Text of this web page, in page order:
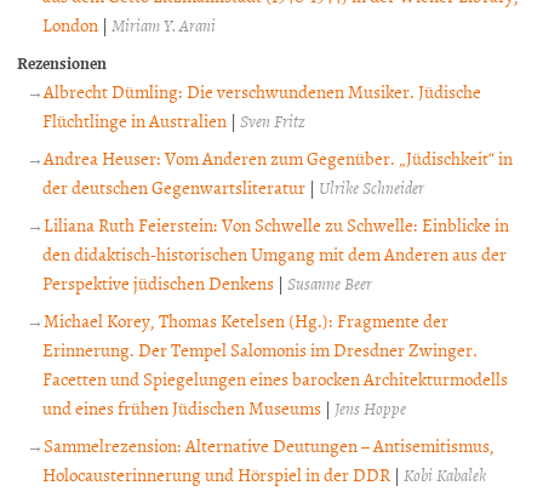
London |Miriam Y. Arani
Rezensionen
Albrecht Dümling: Die verschwundenen Musiker. Jüdische
Flüchtlinge in Australien |Sven Fritz
Andrea Heuser: Vom Anderen zum Gegenüber. „Jüdischkeit“ in
der deutschen Gegenwartsliteratur | Ulrike Schneider
Liliana Ruth Feierstein: Von Schwelle zu Schwelle: Einblicke in
den didaktisch-historischen Umgang mit dem Anderen aus der
Perspektive jüdischen Denkens |Susanne Beer
Michael Korey, Thomas Ketelsen (Hg.): Fragmente der
Erinnerung. Der Tempel Salomonis im Dresdner Zwinger.
Facetten und Spiegelungen eines barocken Architekturmodells
und eines frühen Jüdischen Museums | Jens Hoppe
Sammelrezension: Alternative Deutungen – Antisemitismus,
Holocausterinnerung und Hörspiel in der DDR |Kobi Kabalek